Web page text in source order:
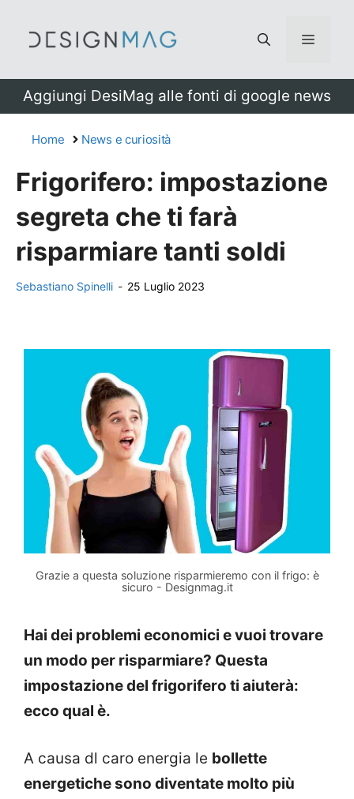
Menu
Aggiungi DesiMag alle fonti di google news
Home News e curiosità
Frigorifero: impostazione
segreta che ti farà
risparmiare tanti soldi
Sebastiano Spinelli - 25 Luglio 2023
Grazie a questa soluzione risparmieremo con il frigo: è
sicuro - Designmag.it
Hai dei problemi economici e vuoi trovare
un modo per risparmiare? Questa
impostazione del frigorifero ti aiuterà:
ecco qual è.
A causa dl caro energia le bollette
energetiche sono diventate molto più